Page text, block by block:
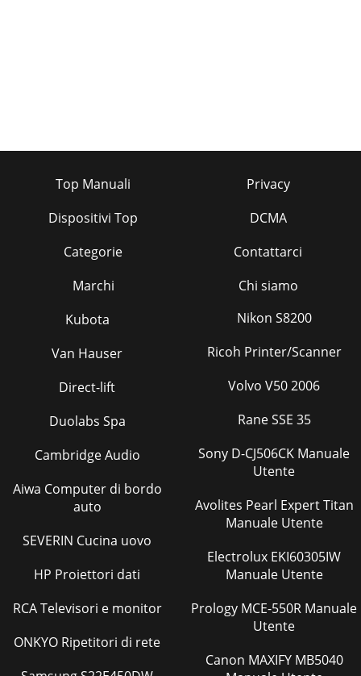
Top Manuali
Dispositivi Top
Categorie
Marchi
Privacy
DCMA
Contattarci
Chi siamo
Kubota
Van Hauser
Direct-lift
Duolabs Spa
Cambridge Audio
Aiwa Computer di bordo
auto
SEVERIN Cucina uovo
HP Proiettori dati
RCA Televisori e monitor
ONKYO Ripetitori di rete
Nikon S8200
Ricoh Printer/Scanner
Volvo V50 2006
Rane SSE 35
Sony D-CJ506CK Manuale
Utente
Avolites Pearl Expert Titan
Manuale Utente
Electrolux EKI60305IW
Manuale Utente
Prology MCE-550R Manuale
Utente
Canon MAXIFY MB5040